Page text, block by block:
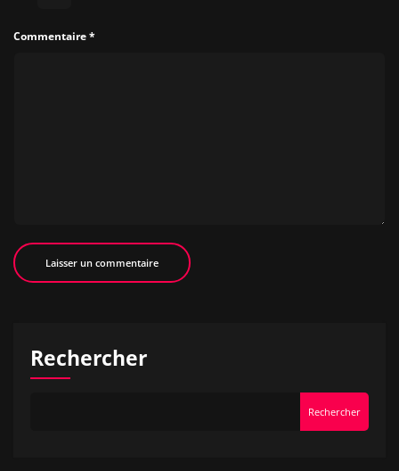
Commentaire*
Rechercher
Rechercher